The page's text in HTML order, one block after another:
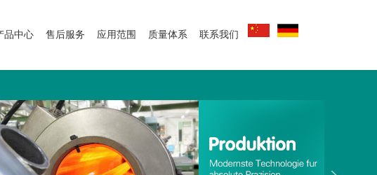
品中心 售后服务 应用范围 质量体系 联系我们